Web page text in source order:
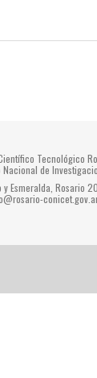
Tecnológico
Nacional de
y Esmeralda, Rosario